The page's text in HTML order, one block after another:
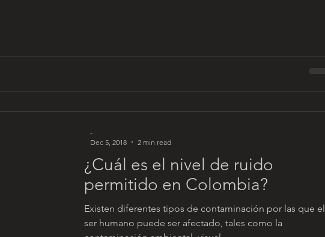
¿Cuál es el nivel de ruido
permitido en Colombia?
Existen diferentes tipos de contaminación por las que el
ser humano puede ser afectado, tales como la
-
Dec 5, 2018
2 min read